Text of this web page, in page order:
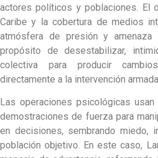
actores políticos y poblaciones. El
Caribe y la cobertura de medios
atmósfera de presión y amenaza
propósito de desestabilizar,
colectiva para producir
directamente a la intervención
Las operaciones psicológicas
demostraciones de fuerza para
en decisiones, sembrando miedo,
población objetivo. En este caso,